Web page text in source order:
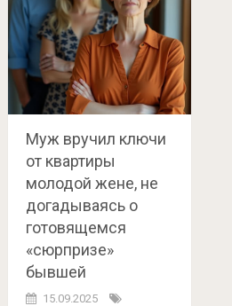
Муж вручил ключи
от квартиры
молодой жене, не
догадываясь о
готовящемся
«сюрпризе»
бывшей
15.09.2025